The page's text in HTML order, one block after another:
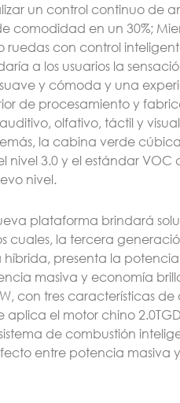
un control continuo de
comodidad en un 30%;
ruedas con control
a los usuarios la
y cómoda y una
de procesamiento y
olfativo, táctil y
la cabina verde
3.0 y el estándar
nivel.
plataforma brindará
cuales, la tercera
presenta la
masiva y economía
con tres características
el motor chino
de combustión
entre potencia masiva